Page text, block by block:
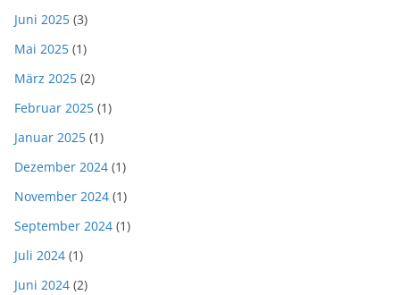
Juni 2025 (3)
Mai 2025 (1)
März 2025 (2)
Februar 2025 (1)
Januar 2025 (1)
Dezember 2024 (1)
November 2024 (1)
September 2024 (1)
Juli 2024 (1)
Juni 2024 (2)